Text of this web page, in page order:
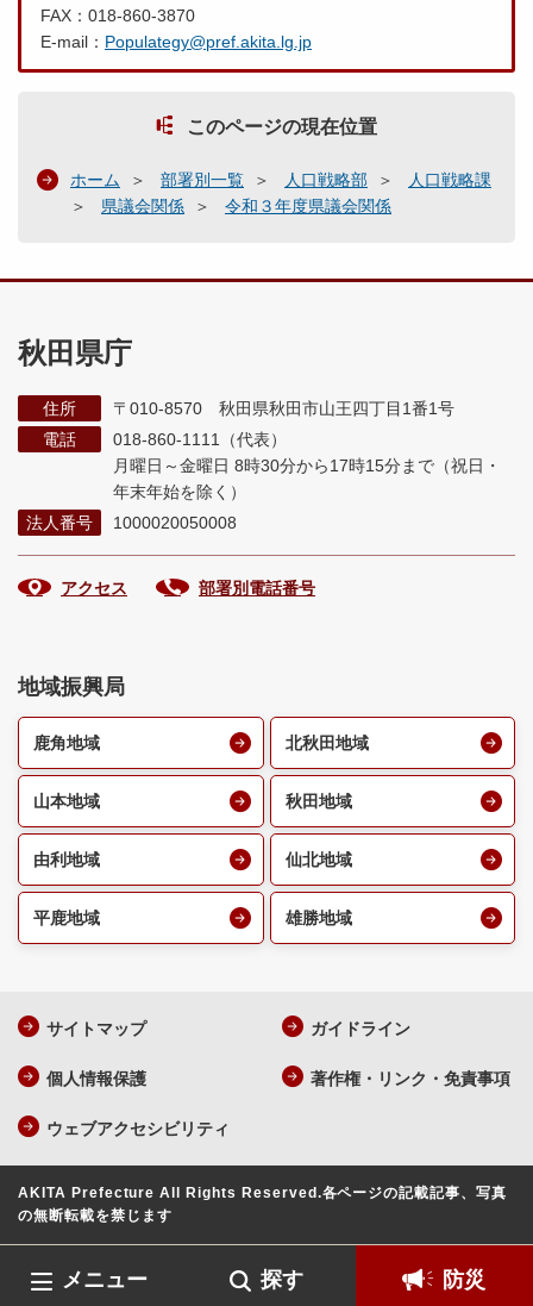
メニュー 探す 防災
FAX：018-860-3870
E-mail： Populategy@pref.akita.lg.jp
このページの現在位置
ホーム 部署別一覧 人口戦略部
人口戦略課
県議会関係
令和３年度県議会関係
秋田県庁
住所
〒010-8570 秋田県秋田市山王四丁目1番1号
電話
018-860-1111（代表）
月曜日～金曜日 8時30分から17時15分まで （祝日・
年末年始を除く）
法人番号
1000020050008
アクセス 部署別電話番号
地域振興局
鹿角地域 北秋田地域
山本地域 秋田地域
由利地域 仙北地域
平鹿地域 雄勝地域
サイトマップ ガイドライン
個人情報保護 著作権・リンク・免責事項
ウェブアクセシビリティ
AKITA Prefecture All Rights Reserved.各ページの記載記事、写真
の無断転載を禁じます